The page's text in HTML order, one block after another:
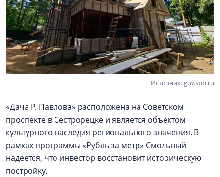
Источник: gov.spb.ru
«Дача Р. Павлова» расположена на Советском
проспекте в Сестрорецке и является объектом
культурного наследия регионального значения. В
рамках программы «Рубль за метр» Смольный
надеется, что инвестор восстановит историческую
постройку.